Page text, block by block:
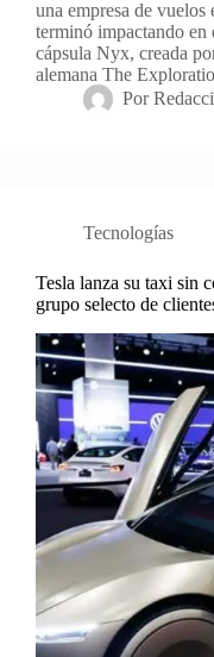
una empresa de vuelos
terminó impactando
cápsula Nyx, creada
alemana The
Por
Tecnologías
Tesla lanza su taxi sin
grupo selecto de